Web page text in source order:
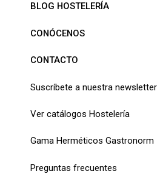
BLOG HOSTELERÍA
CONÓCENOS
CONTACTO
Suscríbete a nuestra newsletter
Ver catálogos Hostelería
Gama Herméticos Gastronorm
Preguntas frecuentes